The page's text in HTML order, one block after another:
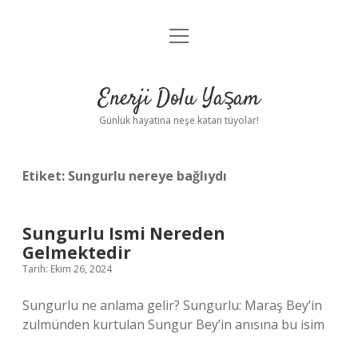
Anasayfa
Yasal Uyarı
menüyü
Enerji Dolu Yaşam
Günlük hayatına neşe katan tüyolar!
Etiket: Sungurlu nereye bağlıydı
Sungurlu Ismi Nereden
Gelmektedir
Tarih: Ekim 26, 2024
Sungurlu ne anlama gelir? Sungurlu: Maraş Bey’in
zulmünden kurtulan Sungur Bey’in anısına bu isim